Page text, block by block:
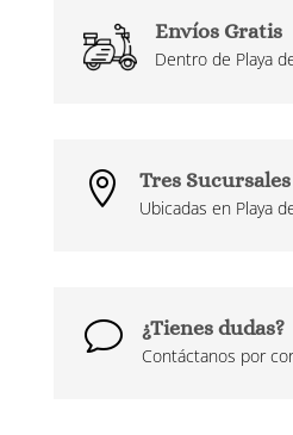
Envíos Gratis
Dentro de Playa
 Tres Sucursales
Ubicadas en Playa
v ¿Tienes dudas?
Contáctanos por